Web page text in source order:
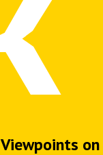
Viewpoints on